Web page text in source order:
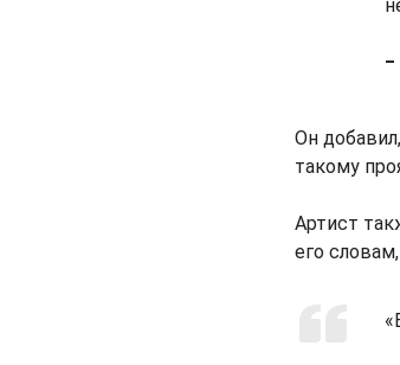
Он
такому
Артист
его